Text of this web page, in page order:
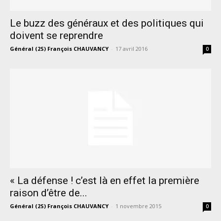
Le buzz des généraux et des politiques qui
doivent se reprendre
Général (2S) François CHAUVANCY - 17 avril 2016 0
« La défense ! c’est là en effet la première
raison d’être de...
Général (2S) François CHAUVANCY - 1 novembre 2015 0